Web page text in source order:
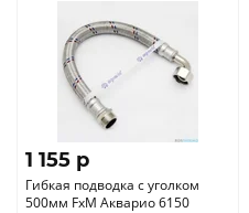
1 155 p
Гибкая подводка с уголком
500мм FxM Акварио 6150